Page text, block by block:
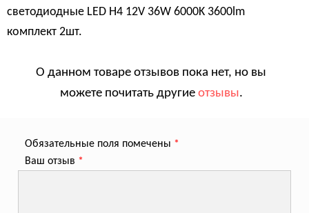
светодиодные LED H4 12V 36W 6000K 3600lm
комплект 2шт.
О данном товаре отзывов пока нет, но вы
можете почитать другие отзывы.
Обязательные поля помечены *
Ваш отзыв *